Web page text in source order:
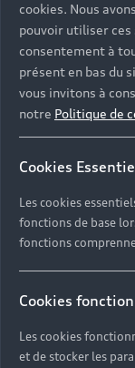
Mon
cookies. Nous
pouvoir utiliser ces
consentement à
présent en bas du
vous invitons à
notre Politique de
Cookies
Les cookies
fonctions de base
fonctions
Cookies
Les cookies
et de stocker les